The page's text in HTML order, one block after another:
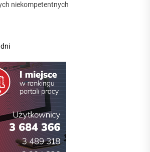
niekompetentnych